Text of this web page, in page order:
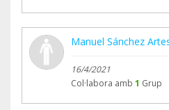
Manuel Sánchez
16/4/2021
Col·labora amb 1 Grup